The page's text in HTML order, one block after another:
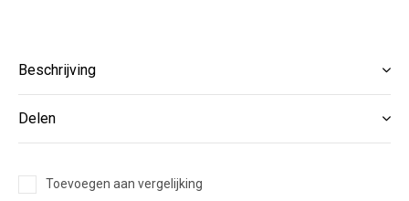
Beschrijving
Delen
Toevoegen aan vergelijking